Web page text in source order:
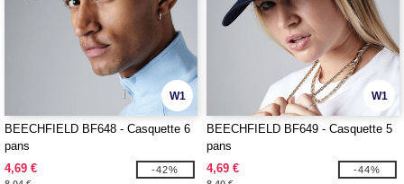
W1
BEECHFIELD BF648 - Casquette 6
pans
4,69 €
-42%
W1
BEECHFIELD BF649 - Casquette 5
pans
4,69 €
-44%